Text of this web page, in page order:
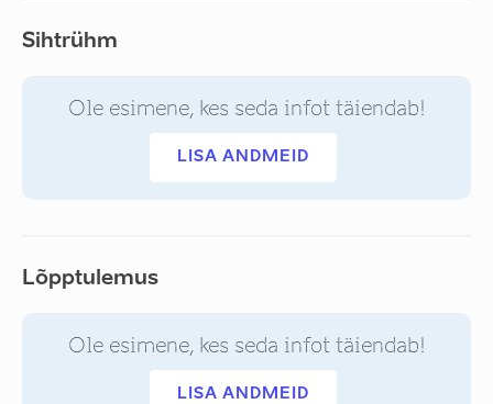
Sihtrühm
Ole esimene, kes seda infot täiendab!
LISA ANDMEID
Lõpptulemus
Ole esimene, kes seda infot täiendab!
LISA ANDMEID